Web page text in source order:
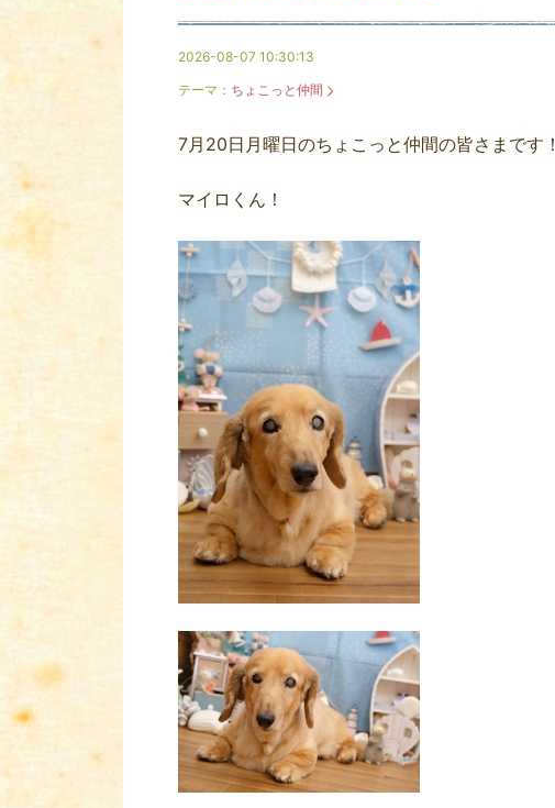
2026-08-07 10:30:13
テーマ： ちょこっと仲間
7月20日月曜日のちょこっと仲間の皆さまです！
マイロくん！